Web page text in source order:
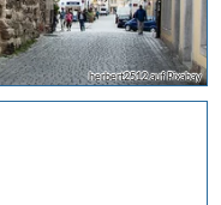
herbert2512 auf Pixabay